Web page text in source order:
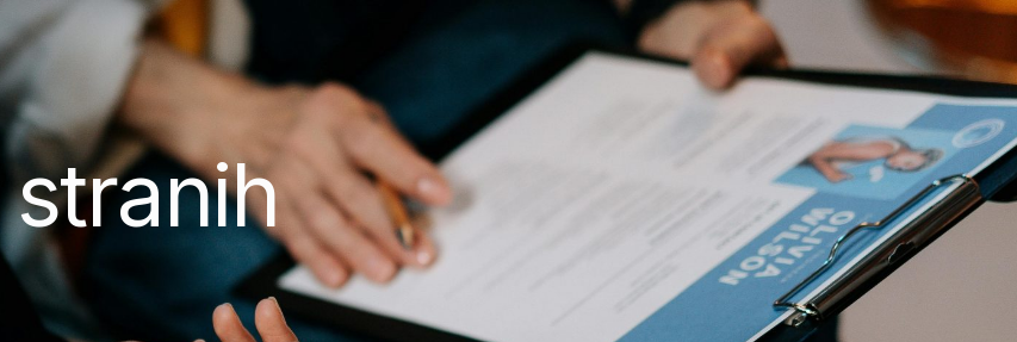
stranih